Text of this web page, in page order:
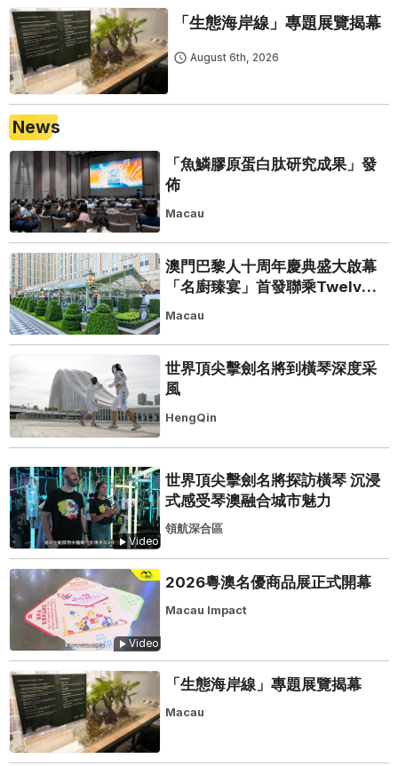
「生態海岸線」專題展覽揭幕
August 6th, 2026
News
「魚鱗膠原蛋白肽研究成果」發
佈
Macau
澳門巴黎人十周年慶典盛大啟幕
「名廚臻宴」首發聯乘Twelve
25演繹極致法式風雅
Macau
世界頂尖擊劍名將到橫琴深度采
風
HengQin
Video
世界頂尖擊劍名將探訪橫琴 沉浸
式感受琴澳融合城市魅力
領航深合區
Video
2026粵澳名優商品展正式開幕
Macau Impact
「生態海岸線」專題展覽揭幕
Macau